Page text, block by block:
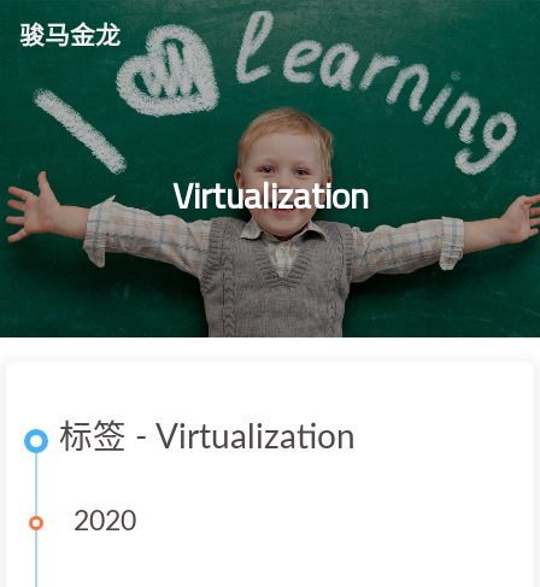
骏马金龙
Virtualization
标签 - Virtualization
2020